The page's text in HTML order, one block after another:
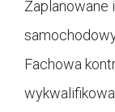
Fachowa